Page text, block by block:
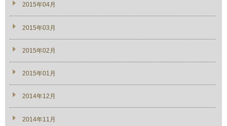
2015年04月
2015年03月
2015年02月
2015年01月
2014年12月
2014年11月